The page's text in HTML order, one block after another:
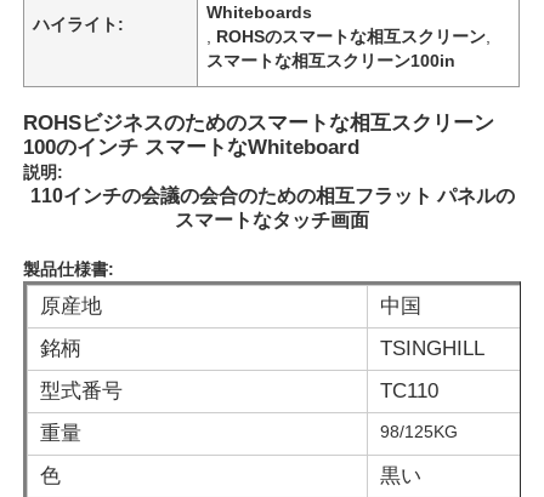
ハイライト:
Whiteboards
ROHSのスマートな相互スクリーン
スマートな相互スクリーン100in
ROHSビジネスのためのスマートな相互スクリーン
100のインチ スマートなWhiteboard
説明:
110インチの会議の会合のための相互フラット パネルの
スマートなタッチ画面
製品仕様書:
原産地
中国
銘柄
TSINGHILL
型式番号
TC110
重量
98/125KG
色
黒い